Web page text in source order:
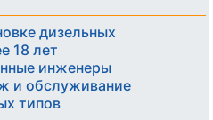
дизельных
18 лет
инженеры
и обслуживание
типов